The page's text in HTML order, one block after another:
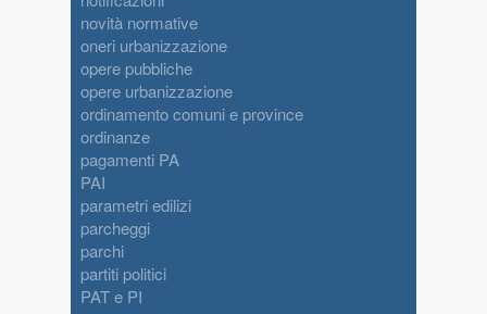
novità normative
oneri urbanizzazione
opere pubbliche
opere urbanizzazione
ordinamento comuni e province
ordinanze
pagamenti PA
PAI
parametri edilizi
parcheggi
parchi
partiti politici
PAT e PI